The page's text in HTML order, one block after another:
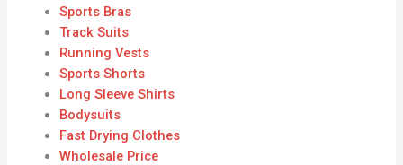
Sports Bras
Track Suits
Running Vests
Sports Shorts
Long Sleeve Shirts
Bodysuits
Fast Drying Clothes
Wholesale Price